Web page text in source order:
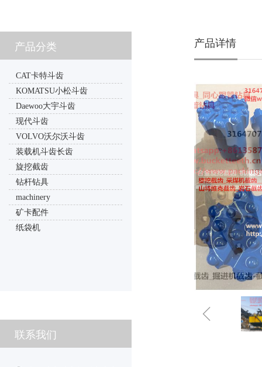
联系我们
CAT卡特斗齿
KOMATSU小松斗齿
Daewoo大宇斗齿
现代斗齿
VOLVO沃尔沃斗齿
装载机斗齿长齿
旋挖截齿
钻杆钻具
machinery
矿卡配件
纸袋机
产品分类 产品详情
ꁆ